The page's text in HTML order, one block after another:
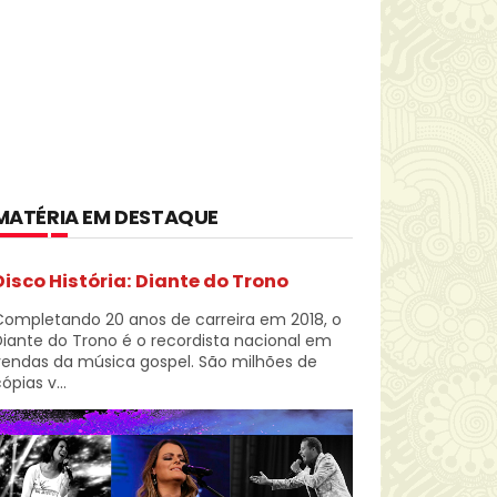
EM DESTAQUE
História: Diante do Trono
20 anos de carreira em 2018, o
do Trono é o recordista nacional em
da música gospel. São milhões de
v...